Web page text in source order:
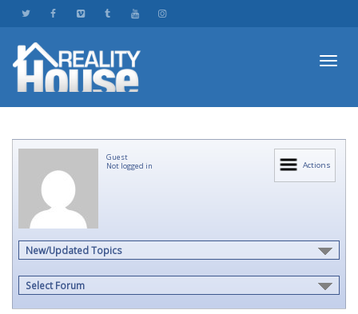
Actions
Guest
Not logged in
New/Updated Topics
Select Forum